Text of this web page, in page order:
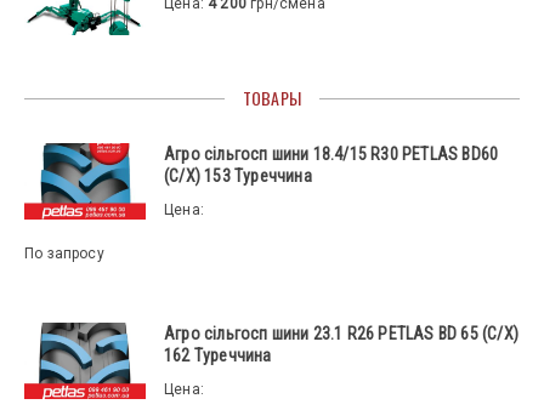
ТОВАРЫ
Агро сільгосп шини 18.4/15 R30 PETLAS BD60
(С/Х) 153 Туреччина
Цена:
По запросу
Агро сільгосп шини 23.1 R26 PETLAS BD 65 (С/Х)
162 Туреччина
Цена: